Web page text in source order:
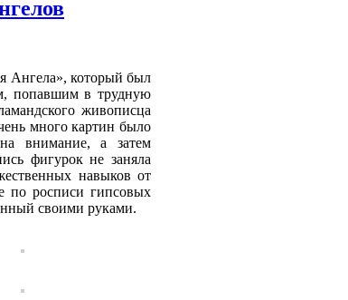
Ангела», который был
попавшим в трудную
живописца
много картин было
внимание, а затем
фигурок не заняла
навыков от
по росписи гипсовых
своими руками.